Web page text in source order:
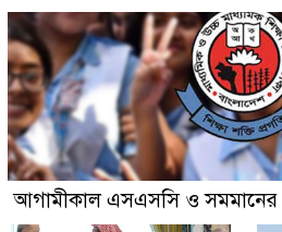
আগামীকাল এসএসসি ও সমমানের